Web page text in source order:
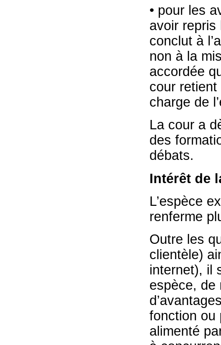
• pour les
avoir repris
conclut à
non à la
accordée
cour retient
charge de
La cour a
des
débats.
Intérêt de
L’espèce
renferme
Outre les
clientèle)
internet), il
espèce, de
fonction ou
alimenté